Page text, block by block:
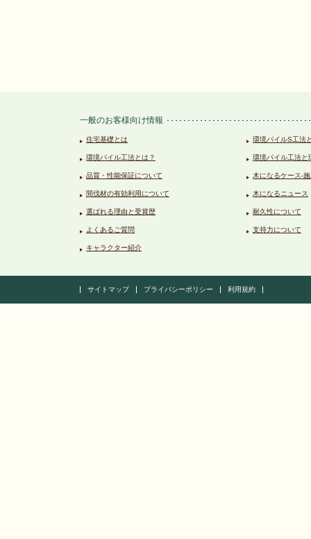
一般のお客様向け情報
住宅基礎とは 環境パイルS工法
環境パイル工法とは？ 環境パイル工法と
品質・性能保証について 木になるケース-
間伐材の有効利用について 木になるニュース
選ばれる理由と受賞歴 耐久性について
よくあるご質問 支持力について
キャラクター紹介
サイトマップ プライバシーポリシー 利用規約